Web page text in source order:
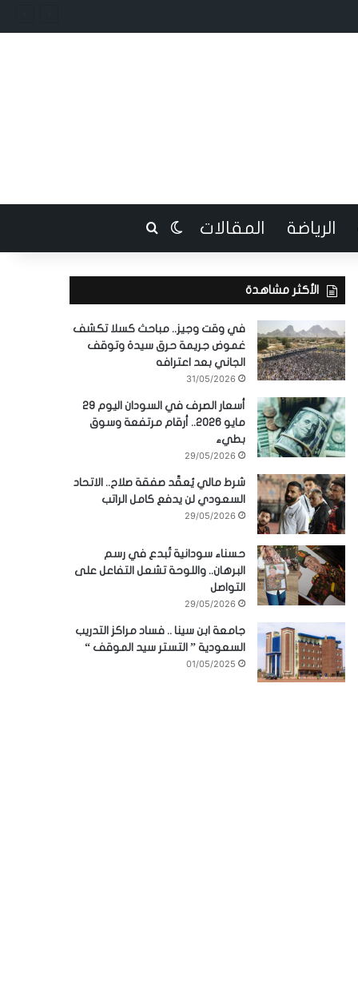
الرياضة المقالات الوضع المظلم
بحث عن
الأكثر مشاهدة
في وقت وجيز.. مباحث كسلا تكشف
غموض جريمة حرق سيدة وتوقف
الجاني بعد اعترافه
31/05/2026
أسعار الصرف في السودان اليوم 29
مايو 2026.. أرقام مرتفعة وسوق
بطيء
29/05/2026
شرط مالي يُعقّد صفقة صلاح.. الاتحاد
السعودي لن يدفع كامل الراتب
29/05/2026
حسناء سودانية تُبدع في رسم
البرهان.. واللوحة تشعل التفاعل على
التواصل
29/05/2026
جامعة ابن سينا .. فساد مراكز التدريب
السعودية ” التستر سيد الموقف “
01/05/2025